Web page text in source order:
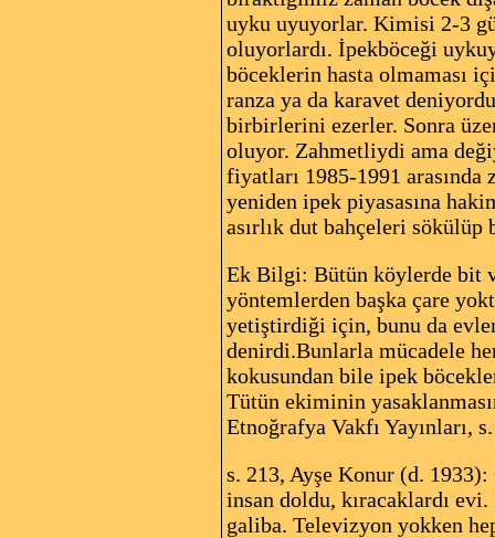
uyku uyuyorlar. Kimisi 2-3
oluyorlardı. İpekböceği
böceklerin hasta olmaması
ranza ya da karavet
birbirlerini ezerler. Sonra
oluyor. Zahmetliydi ama
fiyatları 1985-1991
yeniden ipek piyasasına
asırlık dut bahçeleri sökülüp
Ek Bilgi: Bütün köylerde bit
yöntemlerden başka çare
yetiştirdiği için, bunu da
denirdi.Bunlarla mücadele
kokusundan bile ipek
Tütün ekiminin
Etnoğrafya Vakfı Yayınları,
s. 213, Ayşe Konur (d.
insan doldu, kıracaklardı
galiba. Televizyon yokken